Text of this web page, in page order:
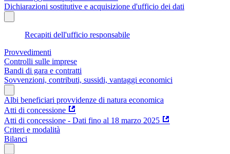
Dichiarazioni sostitutive e acquisizione d'ufficio dei dati
Recapiti dell'ufficio responsabile
Provvedimenti
Controlli sulle imprese
Bandi di gara e contratti
Sovvenzioni, contributi, sussidi, vantaggi economici
Albi beneficiari provvidenze di natura economica
Atti di concessione
Atti di concessione - Dati fino al 18 marzo 2025
Criteri e modalità
Bilanci